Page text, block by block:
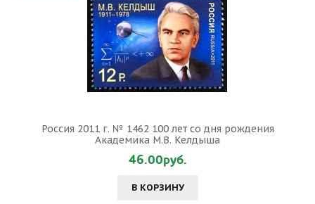
Россия 2011 г. № 1462 100 лет со дня рождения
Академика М.В. Келдыша
46.00руб.
В КОРЗИНУ